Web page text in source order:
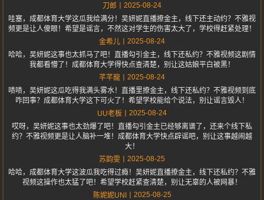
刀郎
2025-08-24
哇塞，成都体育大学这瓜我给满分！吴妍妮直播撩金主，线下还主动约？不雅视
频更是让人傻眼！希望是谣言，不然这对学生的伤害太大了，学校得赶紧处理！
金希儿
2025-08-24
哈哈，吴妍妮这事也太抓马了吧！直播勾引金主，线下还私约？不雅视频这剧情
我都看懵了！成都体育大学得快点查清楚，别让这姑娘平白被黑！
芊芊龍
2025-08-24
啧啧，吴妍妮这瓜吃得我满头雾水！直播里撩金主，线下还私约？不雅视频到底
咋回事？成都体育大学这下可火了！希望学校能给个说法，别让谣言毁人！
UU老板
2025-08-24
哎呀，吴妍妮这事也太劲爆了吧！直播勾引金主已经够离谱了，还来个线下私
约？不雅视频更是让人脑补一堆！成都体育大学快点辟谣吧，别让这事越闹越
大！
苏韵雯
2025-08-25
哈哈，成都体育大学这波瓜我吃得过瘾！吴妍妮直播撩金主，线下还私约？不雅
视频这操作也太猛了吧！希望学校赶紧查清楚，别让无辜的人被网暴！
陈妮妮UNI
2025-08-25